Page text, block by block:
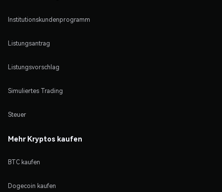
Institutionskundenprogramm
Listungsantrag
Listungsvorschlag
Simuliertes Trading
Steuer
Mehr Kryptos kaufen
BTC kaufen
Dogecoin kaufen